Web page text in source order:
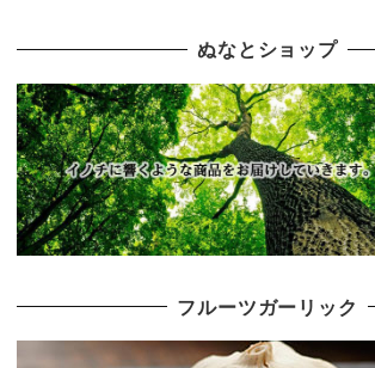
ぬなとショップ
フルーツガーリック